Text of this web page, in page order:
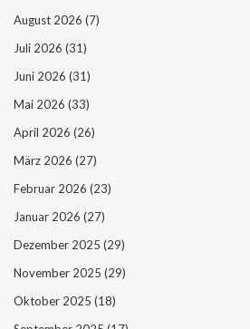
August 2026 (7)
Juli 2026 (31)
Juni 2026 (31)
Mai 2026 (33)
April 2026 (26)
März 2026 (27)
Februar 2026 (23)
Januar 2026 (27)
Dezember 2025 (29)
November 2025 (29)
Oktober 2025 (18)